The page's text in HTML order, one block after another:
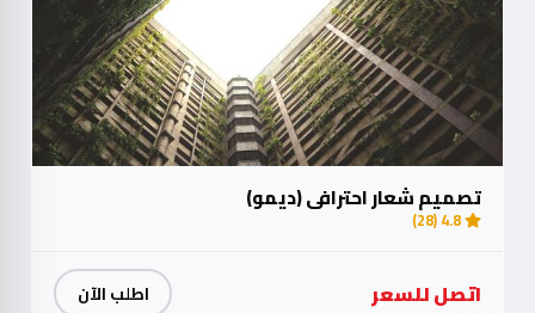
تصميم شعار احترافي (ديمو)
4.8 (28)
اتصل للسعر اطلب الآن